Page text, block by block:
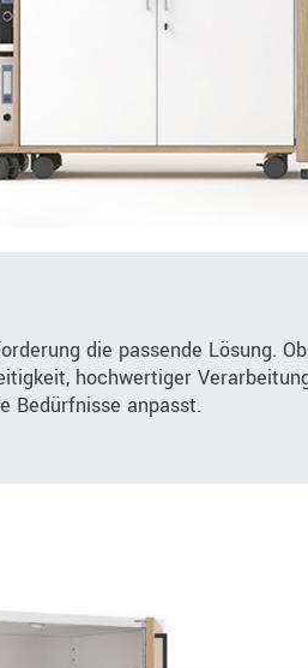
die passende Lösung.
hochwertiger
Bedürfnisse anpasst.